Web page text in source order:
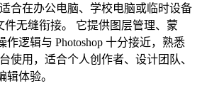
合在办公电脑、学校电脑或临时设备
件无缝衔接。 它提供图层管理、蒙
逻辑与 Photoshop 十分接近，熟悉
使用，适合个人创作者、设计团队、
体验。